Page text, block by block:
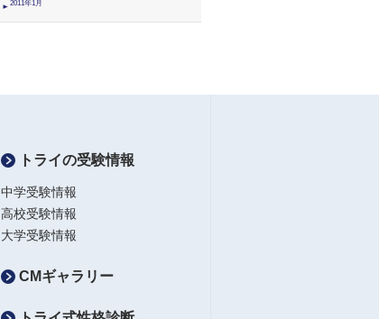
2011年1月
トライの受験情報
中学受験情報
高校受験情報
大学受験情報
CMギャラリー